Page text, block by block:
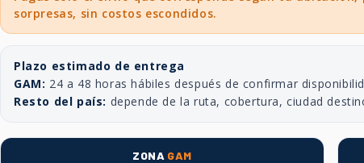
sorpresas, sin costos escondidos.
Plazo estimado de entrega
GAM: 24 a 48 horas hábiles después de confirmar
Resto del país: depende de la ruta, cobertura, ciudad
ZONA GAM